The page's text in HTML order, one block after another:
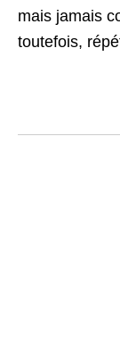
mais jamais
toutefois,